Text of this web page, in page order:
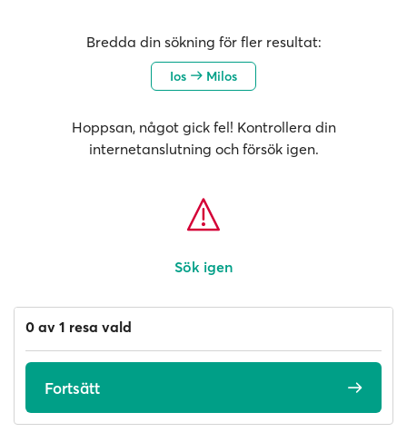
Bredda din sökning för fler resultat:
Ios Milos
Hoppsan, något gick fel! Kontrollera din
internetanslutning och försök igen.
Sök igen
0 av 1 resa vald
Fortsätt